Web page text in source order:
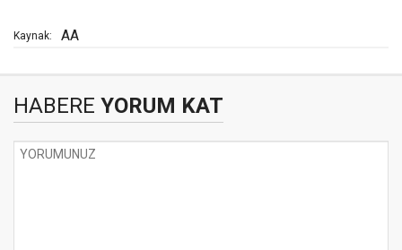
Kaynak: AA
HABERE YORUM KAT